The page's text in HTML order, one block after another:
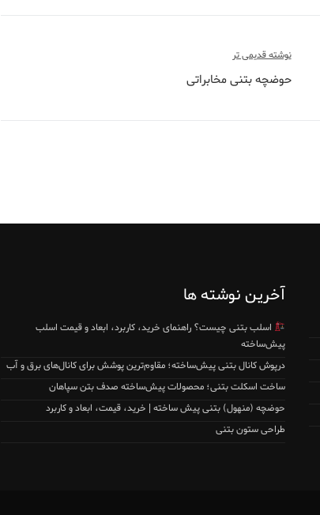
نوشته قدیمی تر
حوضچه بتنی مخابراتی
آخرین نوشته ها
اسلب بتنی چیست؟ راهنمای خرید، کاربرد، ابعاد و قیمت اسلب
پیش‌ساخته
درپوش کانال بتنی پیش‌ساخته؛ مقاوم‌ترین پوشش برای کانال‌های برق و آب
ساخت اسکلت بتنی؛ محصولات پیش‌ساخته صدف بتن سپاهان
حوضچه (منهول) بتنی پیش ساخته | خرید، قیمت، ابعاد و کاربرد
طراحی ستون بتنی